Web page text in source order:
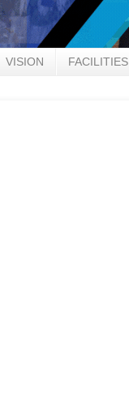
VISION FACILITIES